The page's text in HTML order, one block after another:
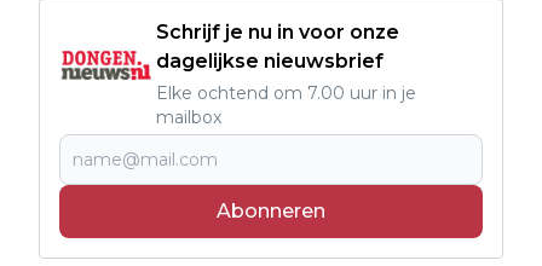
Schrijf je nu in voor onze
dagelijkse nieuwsbrief
Elke ochtend om 7.00 uur in je
mailbox
Abonneren